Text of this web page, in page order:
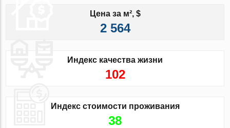
Цена за м², $
2 564
Индекс качества жизни
102
Индекс стоимости проживания
38